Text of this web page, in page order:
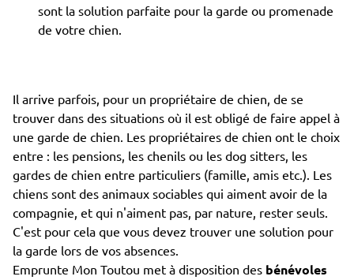
sont la solution parfaite pour la garde ou promenade
de votre chien.
Il arrive parfois, pour un propriétaire de chien, de se
trouver dans des situations où il est obligé de faire appel à
une garde de chien. Les propriétaires de chien ont le choix
entre : les pensions, les chenils ou les dog sitters, les
gardes de chien entre particuliers (famille, amis etc.). Les
chiens sont des animaux sociables qui aiment avoir de la
compagnie, et qui n'aiment pas, par nature, rester seuls.
C'est pour cela que vous devez trouver une solution pour
la garde lors de vos absences.
Emprunte Mon Toutou met à disposition des bénévoles